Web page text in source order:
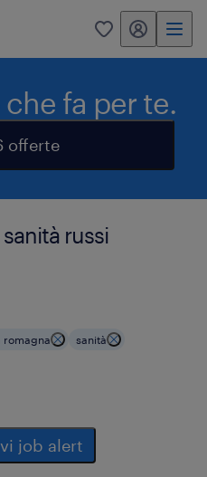
0 my randstad
fa per te.
offerte
russi
romagna sanità
job alert